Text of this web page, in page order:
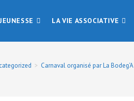
LA VIE ASSOCIATIVE
> Carnaval organisé par La Bodeg’A